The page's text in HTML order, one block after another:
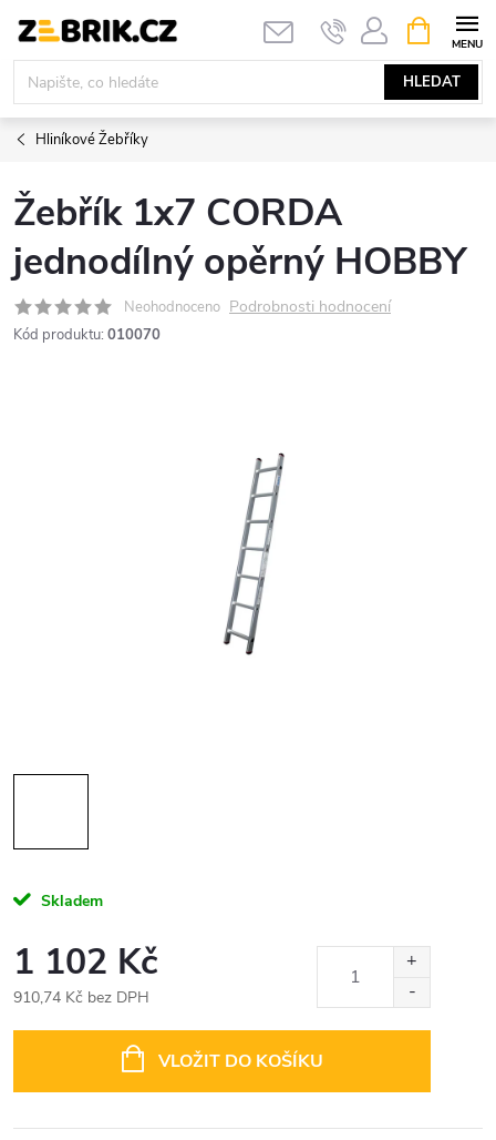
obsah
HLEDAT
NÁKUPNÍ
KOŠÍK
Hliníkové Žebříky
Žebřík 1x7 CORDA
jednodílný opěrný HOBBY
Neohodnoceno Podrobnosti hodnocení
Kód produktu: 010070
Skladem
1 102 Kč
910,74 Kč bez DPH
VLOŽIT DO KOŠÍKU